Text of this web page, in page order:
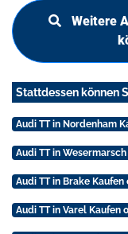
Weitere
Stattdessen können
Audi TT in Nordenham
Audi TT in
Audi TT in Brake Kaufen
Audi TT in Varel Kaufen